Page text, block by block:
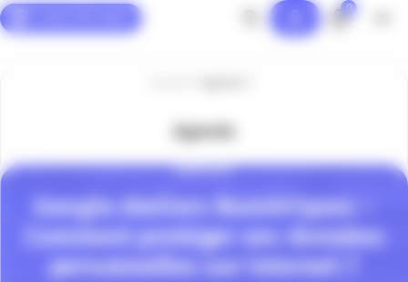
0
Agenda
NUMÉRIQUE
Google Ateliers Numériques –
Comment protéger ses données
personnelles sur internet ?
Panneau de gestion des cookies